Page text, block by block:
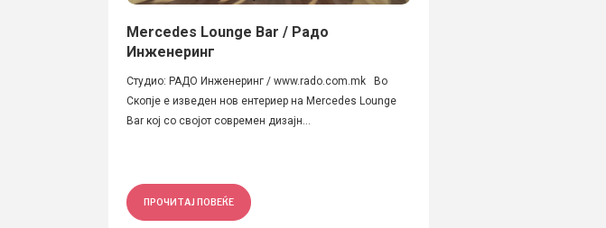
Mercedes Lounge Bar / Радо
Инженеринг
Студио: РАДО Инженеринг / www.rado.com.mk Во
Скопје е изведен нов ентериер на Mercedes Lounge
Bar кој со својот современ дизајн...
ПРОЧИТАЈ ПОВЕЌЕ